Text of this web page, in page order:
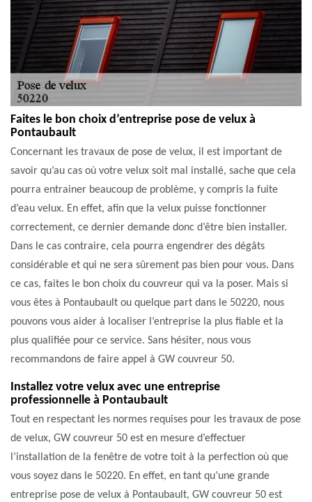
Faites le bon choix d’entreprise pose de velux à
Pontaubault
Concernant les travaux de pose de velux, il est important de
savoir qu’au cas où votre velux soit mal installé, sache que cela
pourra entrainer beaucoup de problème, y compris la fuite
d’eau velux. En effet, afin que la velux puisse fonctionner
correctement, ce dernier demande donc d’être bien installer.
Dans le cas contraire, cela pourra engendrer des dégâts
considérable et qui ne sera sûrement pas bien pour vous. Dans
ce cas, faites le bon choix du couvreur qui va la poser. Mais si
vous êtes à Pontaubault ou quelque part dans le 50220, nous
pouvons vous aider à localiser l’entreprise la plus fiable et la
plus qualifiée pour ce service. Sans hésiter, nous vous
recommandons de faire appel à GW couvreur 50.
Installez votre velux avec une entreprise
professionnelle à Pontaubault
Tout en respectant les normes requises pour les travaux de pose
de velux, GW couvreur 50 est en mesure d’effectuer
l’installation de la fenêtre de votre toit à la perfection où que
vous soyez dans le 50220. En effet, en tant qu’une grande
entreprise pose de velux à Pontaubault, GW couvreur 50 est